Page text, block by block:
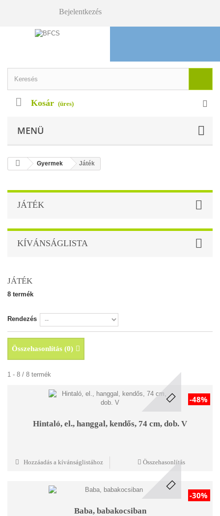
Bejelentkezés
Kosár (üres)
MENÜ
Gyermek Játék
JÁTÉK
KÍVÁNSÁGLISTA
JÁTÉK
8 termék
Rendezés
Összehasonlítás (0)
1 - 8 / 8 termék
Hintaló, el., hanggal, kendős, 74 cm, dob. V
-48%
Hozzáadás a kívánságlistához Összehasonlítás
Baba, babakocsiban
-30%